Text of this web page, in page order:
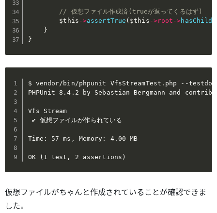
// 仮想ファイル作成済(trueが返ってくるはず)
$this ->assertTrue ( $this ->root ->hasChild
}
}
$ vendor/bin/phpunit VfsStreamTest.php --testdox
PHPUnit 8.4.2 by Sebastian Bergmann and
Vfs Stream
✔ 仮想ファイルが作られている
Time: 57 ms, Memory: 4.00 MB
仮想ファイルがちゃんと作成されていることが確認できま
した。